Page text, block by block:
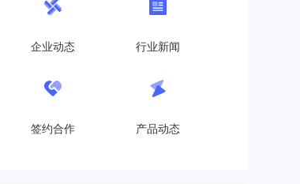
企业动态 行业新闻
签约合作 产品动态